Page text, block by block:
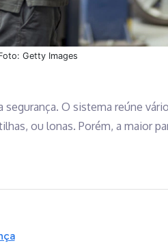
Getty Images
segurança. O sistema reúne
ou lonas. Porém, a maior